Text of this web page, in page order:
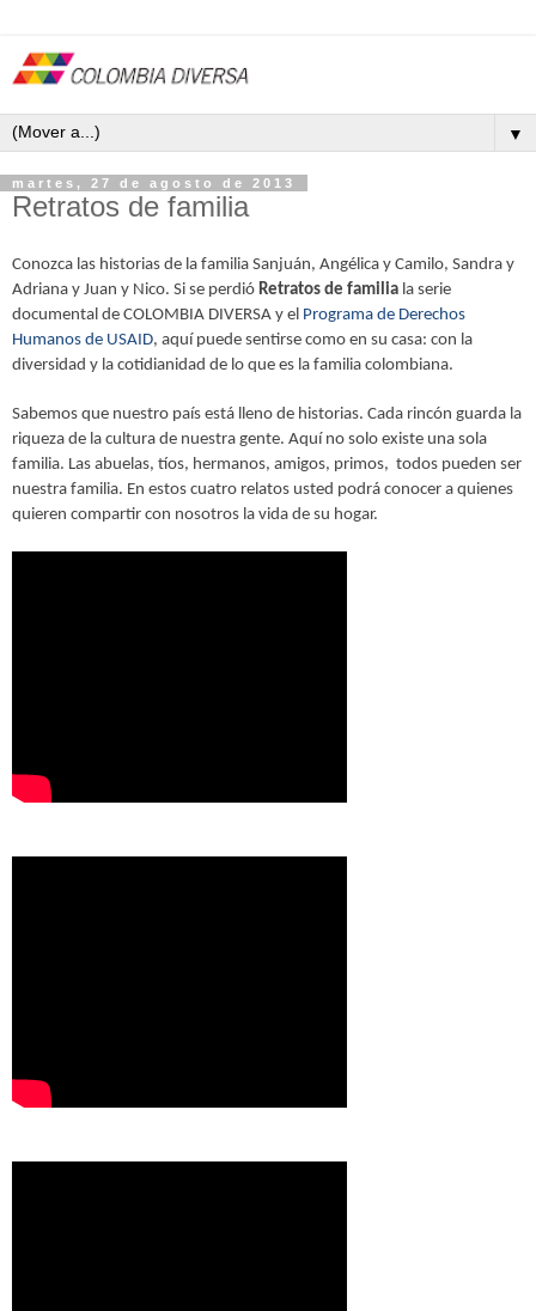
▼
martes, 27 de agosto de 2013
Retratos de familia
Conozca las historias de la familia Sanjuán, Angélica y Camilo, Sandra y
Adriana y Juan y Nico. Si se perdió Retratos de familia la serie
documental de COLOMBIA DIVERSA y el Programa de Derechos
Humanos de USAID, aquí puede sentirse como en su casa: con la
diversidad y la cotidianidad de lo que es la familia colombiana.
Sabemos que nuestro país está lleno de historias. Cada rincón guarda la
riqueza de la cultura de nuestra gente. Aquí no solo existe una sola
familia. Las abuelas, tíos, hermanos, amigos, primos, todos pueden ser
nuestra familia. En estos cuatro relatos usted podrá conocer a quienes
quieren compartir con nosotros la vida de su hogar.